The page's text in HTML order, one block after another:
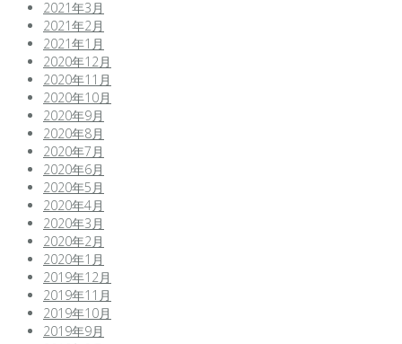
2021年3月
2021年2月
2021年1月
2020年12月
2020年11月
2020年10月
2020年9月
2020年8月
2020年7月
2020年6月
2020年5月
2020年4月
2020年3月
2020年2月
2020年1月
2019年12月
2019年11月
2019年10月
2019年9月